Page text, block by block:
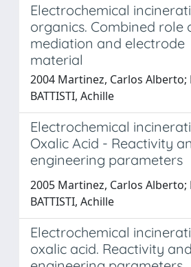
Electrochemical
organics. Combined role
mediation and electrode
material
2004 Martinez, Carlos Alberto;
BATTISTI, Achille
Electrochemical
Oxalic Acid - Reactivity
engineering parameters
2005 Martinez, Carlos Alberto;
BATTISTI, Achille
Electrochemical
oxalic acid. Reactivity and